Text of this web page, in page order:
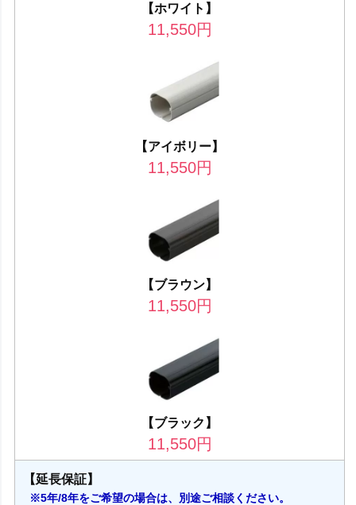
【ホワイト】
11,550円
【アイボリー】
11,550円
【ブラウン】
11,550円
【ブラック】
11,550円
【延長保証】
※5年/8年をご希望の場合は、別途ご相談ください。